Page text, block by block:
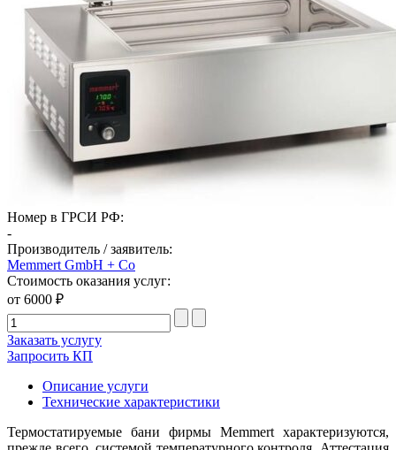
Номер в ГРСИ РФ:
-
Производитель / заявитель:
Memmert GmbH + Co
Стоимость оказания услуг:
от 6000 ₽
Заказать услугу
Запросить КП
Описание услуги
Технические характеристики
Термостатируемые бани фирмы Memmert характеризуются,